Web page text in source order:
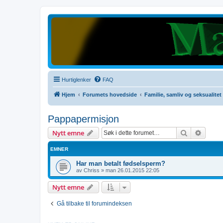
Hurtiglenker FAQ
Hjem Forumets hovedside Familie, samliv og seksualitet
Pappapermisjon
Nytt emne Søk
EMNER
Har man betalt fødselsperm?
av Chriss » man 26.01.2015 22:05
Nytt emne
Gå tilbake til forumindeksen